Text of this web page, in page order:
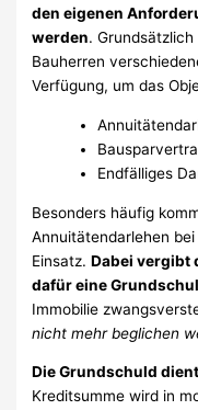
den eigenen
werden.
Bauherren
Verfügung, um das
Endfälliges
Besonders häufig
Annuitätendarlehen
Einsatz.Dabei vergibt
dafür eine
Immobilie
nicht mehr beglichen
Die Grundschuld
Kreditsumme wird in